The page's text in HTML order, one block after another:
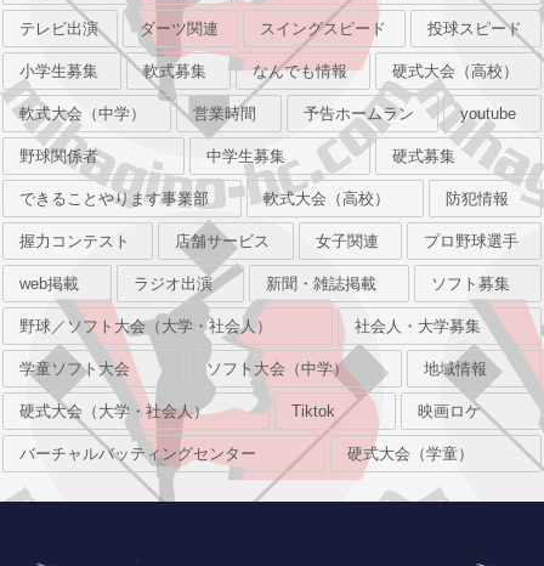
テレビ出演 ダーツ関連 スイングスピード 投球スピード
小学生募集 軟式募集 なんでも情報 硬式大会（高校）
軟式大会（中学） 営業時間 予告ホームラン youtube
野球関係者 中学生募集 硬式募集
できることやります事業部 軟式大会（高校） 防犯情報
握力コンテスト 店舗サービス 女子関連 プロ野球選手
web掲載 ラジオ出演 新聞・雑誌掲載 ソフト募集
野球／ソフト大会（大学・社会人） 社会人・大学募集
学童ソフト大会 ソフト大会（中学） 地域情報
硬式大会（大学・社会人） Tiktok 映画ロケ
バーチャルバッティングセンター 硬式大会（学童）